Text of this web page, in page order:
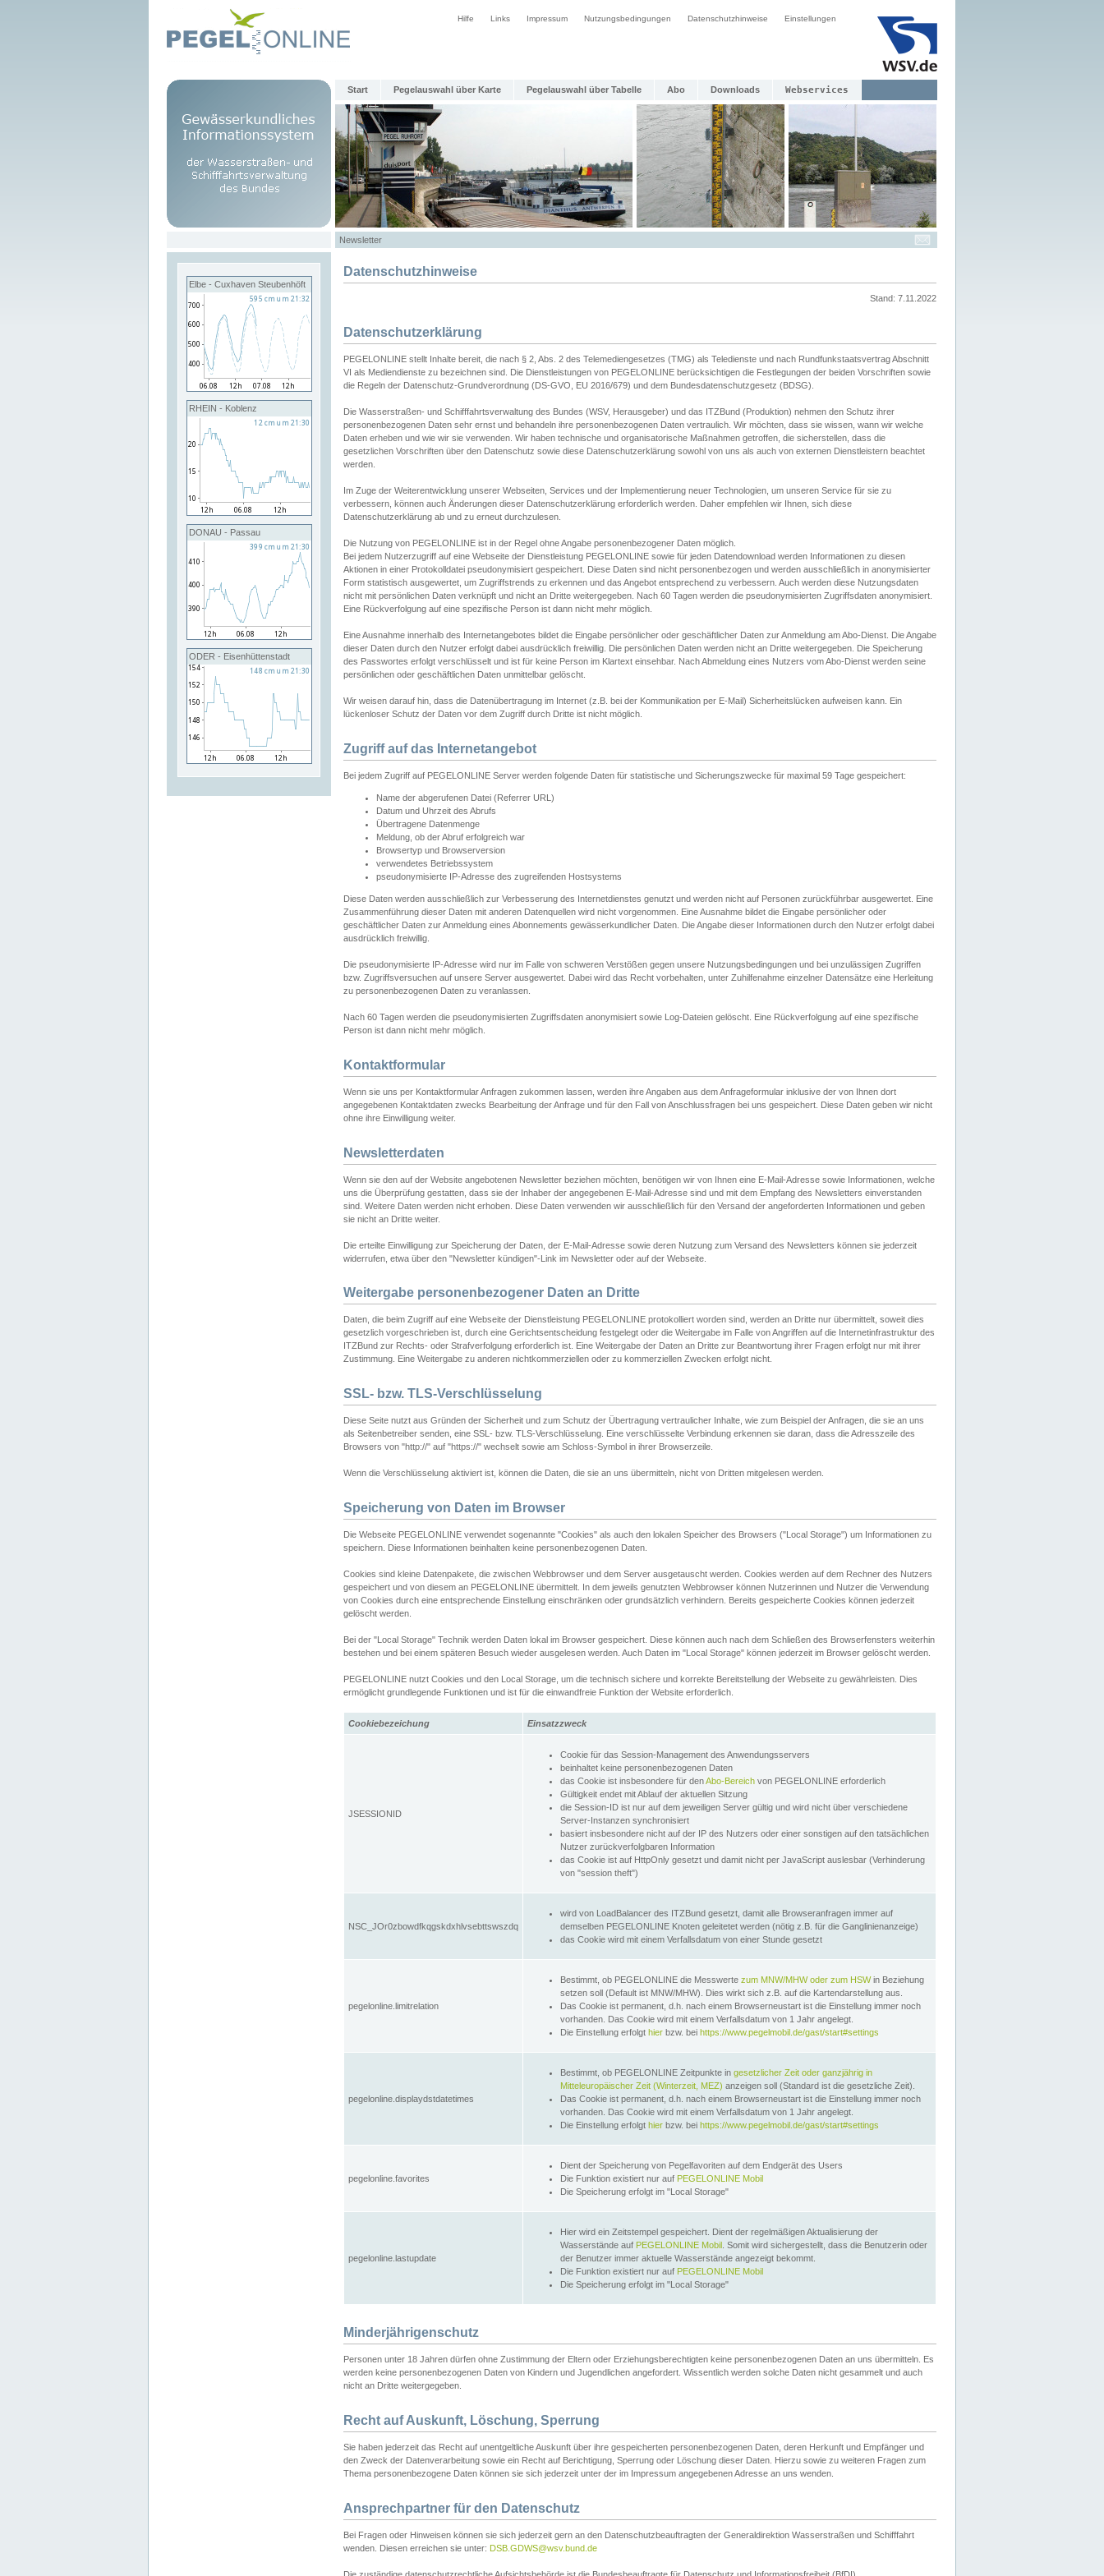
Hilfe Links Impressum Nutzungsbedingungen Datenschutzhinweise Einstellungen
Start Pegelauswahl über Karte Pegelauswahl über Tabelle Abo Downloads Webservices
Newsletter
Elbe - Cuxhaven Steubenhöft
RHEIN - Koblenz
DONAU - Passau
ODER - Eisenhüttenstadt
Datenschutzhinweise
Stand: 7.11.2022
Datenschutzerklärung
PEGELONLINE stellt Inhalte bereit, die nach § 2, Abs. 2 des Telemediengesetzes (TMG) als Teledienste und nach Rundfunkstaatsvertrag Abschnitt
VI als Mediendienste zu bezeichnen sind. Die Dienstleistungen von PEGELONLINE berücksichtigen die Festlegungen der beiden Vorschriften sowie
die Regeln der Datenschutz-Grundverordnung (DS-GVO, EU 2016/679) und dem Bundesdatenschutzgesetz (BDSG).
Die Wasserstraßen- und Schifffahrtsverwaltung des Bundes (WSV, Herausgeber) und das ITZBund (Produktion) nehmen den Schutz ihrer
personenbezogenen Daten sehr ernst und behandeln ihre personenbezogenen Daten vertraulich. Wir möchten, dass sie wissen, wann wir welche
Daten erheben und wie wir sie verwenden. Wir haben technische und organisatorische Maßnahmen getroffen, die sicherstellen, dass die
gesetzlichen Vorschriften über den Datenschutz sowie diese Datenschutzerklärung sowohl von uns als auch von externen Dienstleistern beachtet
werden.
Im Zuge der Weiterentwicklung unserer Webseiten, Services und der Implementierung neuer Technologien, um unseren Service für sie zu
verbessern, können auch Änderungen dieser Datenschutzerklärung erforderlich werden. Daher empfehlen wir Ihnen, sich diese
Datenschutzerklärung ab und zu erneut durchzulesen.
Die Nutzung von PEGELONLINE ist in der Regel ohne Angabe personenbezogener Daten möglich.
Bei jedem Nutzerzugriff auf eine Webseite der Dienstleistung PEGELONLINE sowie für jeden Datendownload werden Informationen zu diesen
Aktionen in einer Protokolldatei pseudonymisiert gespeichert. Diese Daten sind nicht personenbezogen und werden ausschließlich in anonymisierter
Form statistisch ausgewertet, um Zugriffstrends zu erkennen und das Angebot entsprechend zu verbessern. Auch werden diese Nutzungsdaten
nicht mit persönlichen Daten verknüpft und nicht an Dritte weitergegeben. Nach 60 Tagen werden die pseudonymisierten Zugriffsdaten anonymisiert.
Eine Rückverfolgung auf eine spezifische Person ist dann nicht mehr möglich.
Eine Ausnahme innerhalb des Internetangebotes bildet die Eingabe persönlicher oder geschäftlicher Daten zur Anmeldung am Abo-Dienst. Die Angabe
dieser Daten durch den Nutzer erfolgt dabei ausdrücklich freiwillig. Die persönlichen Daten werden nicht an Dritte weitergegeben. Die Speicherung
des Passwortes erfolgt verschlüsselt und ist für keine Person im Klartext einsehbar. Nach Abmeldung eines Nutzers vom Abo-Dienst werden seine
persönlichen oder geschäftlichen Daten unmittelbar gelöscht.
Wir weisen darauf hin, dass die Datenübertragung im Internet (z.B. bei der Kommunikation per E-Mail) Sicherheitslücken aufweisen kann. Ein
lückenloser Schutz der Daten vor dem Zugriff durch Dritte ist nicht möglich.
Zugriff auf das Internetangebot
Bei jedem Zugriff auf PEGELONLINE Server werden folgende Daten für statistische und Sicherungszwecke für maximal 59 Tage gespeichert:
Name der abgerufenen Datei (Referrer URL)
Datum und Uhrzeit des Abrufs
Übertragene Datenmenge
Meldung, ob der Abruf erfolgreich war
Browsertyp und Browserversion
verwendetes Betriebssystem
pseudonymisierte IP-Adresse des zugreifenden Hostsystems
Diese Daten werden ausschließlich zur Verbesserung des Internetdienstes genutzt und werden nicht auf Personen zurückführbar ausgewertet. Eine
Zusammenführung dieser Daten mit anderen Datenquellen wird nicht vorgenommen. Eine Ausnahme bildet die Eingabe persönlicher oder
geschäftlicher Daten zur Anmeldung eines Abonnements gewässerkundlicher Daten. Die Angabe dieser Informationen durch den Nutzer erfolgt dabei
ausdrücklich freiwillig.
Die pseudonymisierte IP-Adresse wird nur im Falle von schweren Verstößen gegen unsere Nutzungsbedingungen und bei unzulässigen Zugriffen
bzw. Zugriffsversuchen auf unsere Server ausgewertet. Dabei wird das Recht vorbehalten, unter Zuhilfenahme einzelner Datensätze eine Herleitung
zu personenbezogenen Daten zu veranlassen.
Nach 60 Tagen werden die pseudonymisierten Zugriffsdaten anonymisiert sowie Log-Dateien gelöscht. Eine Rückverfolgung auf eine spezifische
Person ist dann nicht mehr möglich.
Kontaktformular
Wenn sie uns per Kontaktformular Anfragen zukommen lassen, werden ihre Angaben aus dem Anfrageformular inklusive der von Ihnen dort
angegebenen Kontaktdaten zwecks Bearbeitung der Anfrage und für den Fall von Anschlussfragen bei uns gespeichert. Diese Daten geben wir nicht
ohne ihre Einwilligung weiter.
Newsletterdaten
Wenn sie den auf der Website angebotenen Newsletter beziehen möchten, benötigen wir von Ihnen eine E-Mail-Adresse sowie Informationen, welche
uns die Überprüfung gestatten, dass sie der Inhaber der angegebenen E-Mail-Adresse sind und mit dem Empfang des Newsletters einverstanden
sind. Weitere Daten werden nicht erhoben. Diese Daten verwenden wir ausschließlich für den Versand der angeforderten Informationen und geben
sie nicht an Dritte weiter.
Die erteilte Einwilligung zur Speicherung der Daten, der E-Mail-Adresse sowie deren Nutzung zum Versand des Newsletters können sie jederzeit
widerrufen, etwa über den "Newsletter kündigen"-Link im Newsletter oder auf der Webseite.
Weitergabe personenbezogener Daten an Dritte
Daten, die beim Zugriff auf eine Webseite der Dienstleistung PEGELONLINE protokolliert worden sind, werden an Dritte nur übermittelt, soweit dies
gesetzlich vorgeschrieben ist, durch eine Gerichtsentscheidung festgelegt oder die Weitergabe im Falle von Angriffen auf die Internetinfrastruktur des
ITZBund zur Rechts- oder Strafverfolgung erforderlich ist. Eine Weitergabe der Daten an Dritte zur Beantwortung ihrer Fragen erfolgt nur mit ihrer
Zustimmung. Eine Weitergabe zu anderen nichtkommerziellen oder zu kommerziellen Zwecken erfolgt nicht.
SSL- bzw. TLS-Verschlüsselung
Diese Seite nutzt aus Gründen der Sicherheit und zum Schutz der Übertragung vertraulicher Inhalte, wie zum Beispiel der Anfragen, die sie an uns
als Seitenbetreiber senden, eine SSL- bzw. TLS-Verschlüsselung. Eine verschlüsselte Verbindung erkennen sie daran, dass die Adresszeile des
Browsers von "http://" auf "https://" wechselt sowie am Schloss-Symbol in ihrer Browserzeile.
Wenn die Verschlüsselung aktiviert ist, können die Daten, die sie an uns übermitteln, nicht von Dritten mitgelesen werden.
Speicherung von Daten im Browser
Die Webseite PEGELONLINE verwendet sogenannte "Cookies" als auch den lokalen Speicher des Browsers ("Local Storage") um Informationen zu
speichern. Diese Informationen beinhalten keine personenbezogenen Daten.
Cookies sind kleine Datenpakete, die zwischen Webbrowser und dem Server ausgetauscht werden. Cookies werden auf dem Rechner des Nutzers
gespeichert und von diesem an PEGELONLINE übermittelt. In dem jeweils genutzten Webbrowser können Nutzerinnen und Nutzer die Verwendung
von Cookies durch eine entsprechende Einstellung einschränken oder grundsätzlich verhindern. Bereits gespeicherte Cookies können jederzeit
gelöscht werden.
Bei der "Local Storage" Technik werden Daten lokal im Browser gespeichert. Diese können auch nach dem Schließen des Browserfensters weiterhin
bestehen und bei einem späteren Besuch wieder ausgelesen werden. Auch Daten im "Local Storage" können jederzeit im Browser gelöscht werden.
PEGELONLINE nutzt Cookies und den Local Storage, um die technisch sichere und korrekte Bereitstellung der Webseite zu gewährleisten. Dies
ermöglicht grundlegende Funktionen und ist für die einwandfreie Funktion der Website erforderlich.
Cookiebezeichung Einsatzzweck
JSESSIONID
Cookie für das Session-Management des Anwendungsservers
beinhaltet keine personenbezogenen Daten
das Cookie ist insbesondere für denAbo-Bereich von PEGELONLINE erforderlich
Gültigkeit endet mit Ablauf der aktuellen Sitzung
die Session-ID ist nur auf dem jeweiligen Server gültig und wird nicht über verschiedene
Server-Instanzen synchronisiert
basiert insbesondere nicht auf der IP des Nutzers oder einer sonstigen auf den tatsächlichen
Nutzer zurückverfolgbaren Information
das Cookie ist auf HttpOnly gesetzt und damit nicht per JavaScript auslesbar (Verhinderung
von "session theft")
NSC_JOr0zbowdfkqgskdxhlvsebttswszdq
wird von LoadBalancer des ITZBund gesetzt, damit alle Browseranfragen immer auf
demselben PEGELONLINE Knoten geleitetet werden (nötig z.B. für die Ganglinienanzeige)
das Cookie wird mit einem Verfallsdatum von einer Stunde gesetzt
pegelonline.limitrelation
Bestimmt, ob PEGELONLINE die Messwerte zum MNW/MHW oder zum HSWin Beziehung
setzen soll (Default ist MNW/MHW). Dies wirkt sich z.B. auf die Kartendarstellung aus.
Das Cookie ist permanent, d.h. nach einem Browserneustart ist die Einstellung immer noch
vorhanden. Das Cookie wird mit einem Verfallsdatum von 1 Jahr angelegt.
Die Einstellung erfolgt hier bzw. bei https://www.pegelmobil.de/gast/start#settings
pegelonline.displaydstdatetimes
Bestimmt, ob PEGELONLINE Zeitpunkte in gesetzlicher Zeit oder ganzjährig in
Mitteleuropäischer Zeit (Winterzeit, MEZ) anzeigen soll (Standard ist die gesetzliche Zeit).
Das Cookie ist permanent, d.h. nach einem Browserneustart ist die Einstellung immer noch
vorhanden. Das Cookie wird mit einem Verfallsdatum von 1 Jahr angelegt.
Die Einstellung erfolgt hier bzw. bei https://www.pegelmobil.de/gast/start#settings
pegelonline.favorites
Dient der Speicherung von Pegelfavoriten auf dem Endgerät des Users
Die Funktion existiert nur auf PEGELONLINE Mobil
Die Speicherung erfolgt im "Local Storage"
pegelonline.lastupdate
Hier wird ein Zeitstempel gespeichert. Dient der regelmäßigen Aktualisierung der
Wasserstände auf PEGELONLINE Mobil . Somit wird sichergestellt, dass die Benutzerin oder
der Benutzer immer aktuelle Wasserstände angezeigt bekommt.
Die Funktion existiert nur auf PEGELONLINE Mobil
Die Speicherung erfolgt im "Local Storage"
Minderjährigenschutz
Personen unter 18 Jahren dürfen ohne Zustimmung der Eltern oder Erziehungsberechtigten keine personenbezogenen Daten an uns übermitteln. Es
werden keine personenbezogenen Daten von Kindern und Jugendlichen angefordert. Wissentlich werden solche Daten nicht gesammelt und auch
nicht an Dritte weitergegeben.
Recht auf Auskunft, Löschung, Sperrung
Sie haben jederzeit das Recht auf unentgeltliche Auskunft über ihre gespeicherten personenbezogenen Daten, deren Herkunft und Empfänger und
den Zweck der Datenverarbeitung sowie ein Recht auf Berichtigung, Sperrung oder Löschung dieser Daten. Hierzu sowie zu weiteren Fragen zum
Thema personenbezogene Daten können sie sich jederzeit unter der im Impressum angegebenen Adresse an uns wenden.
Ansprechpartner für den Datenschutz
Bei Fragen oder Hinweisen können sie sich jederzeit gern an den Datenschutzbeauftragten der Generaldirektion Wasserstraßen und Schifffahrt
wenden. Diesen erreichen sie unter: DSB.GDWS@wsv.bund.de